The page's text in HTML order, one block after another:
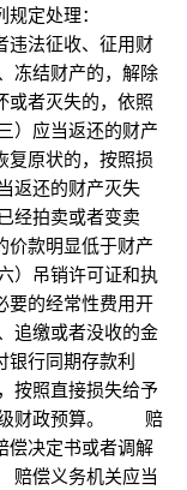
列规定处理：
违法征收、征用财
结财产的，解除
或者灭失的，依照
应当返还的财产
复原状的，按照损
还的财产灭失
拍卖或者变卖
价款明显低于财产
吊销许可证和执
要的经常性费用开
缴或者没收的金
银行同期存款利
照直接损失给予
财政预算。 赔
偿决定书或者调解
偿义务机关应当